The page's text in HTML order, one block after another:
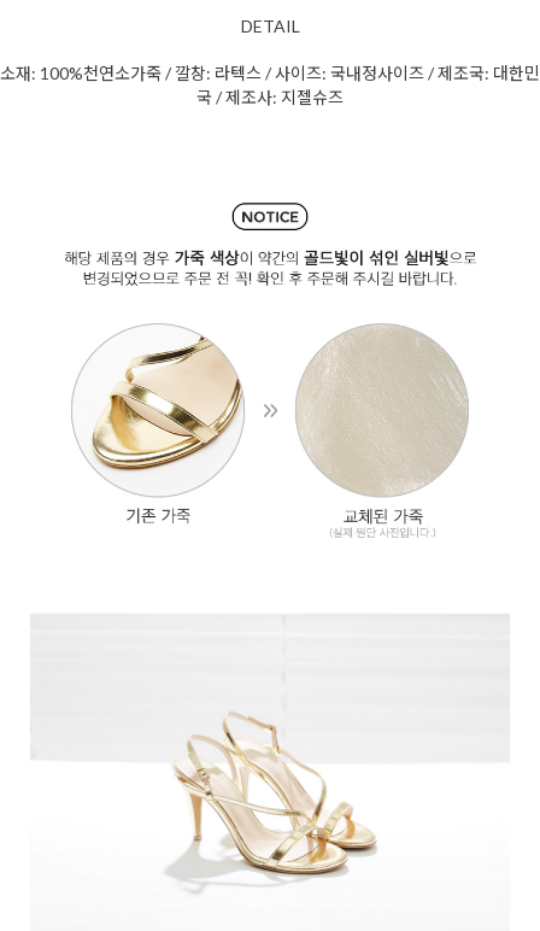
DETAIL
소재: 100%천연소가죽 / 깔창: 라텍스 / 사이즈: 국내정사이즈 / 제조국: 대한민
국 / 제조사: 지젤슈즈